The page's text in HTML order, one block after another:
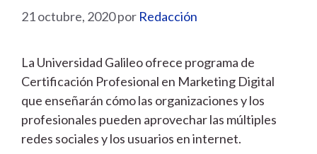
21 octubre, 2020por Redacción
La Universidad Galileo ofrece programa de
Certificación Profesional en Marketing Digital
que enseñarán cómo las organizaciones y los
profesionales pueden aprovechar las múltiples
redes sociales y los usuarios en internet.